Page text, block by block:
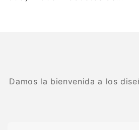
Damos la bienvenida a los